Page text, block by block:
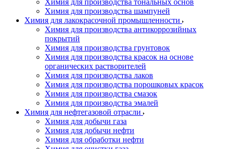
Химия для производства тональных основ
Химия для производства шампуней
Химия для лакокрасочной промышленности
Химия для производства антикоррозийных
покрытий
Химия для производства грунтовок
Химия для производства красок на основе
органических растворителей
Химия для производства лаков
Химия для производства порошковых красок
Химия для производства смазок
Химия для производства эмалей
Химия для нефтегазовой отрасли
Химия для добычи газа
Химия для добычи нефти
Химия для обработки нефти